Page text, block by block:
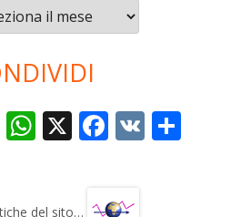
T W X F V
del sito…